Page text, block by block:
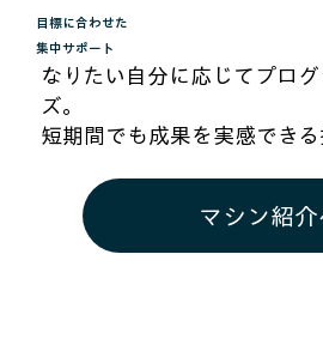
なりたい自分に応じてプログ
ズ。
短期間でも成果を実感できる
マシン紹介
目標に合わせた
集中サポート